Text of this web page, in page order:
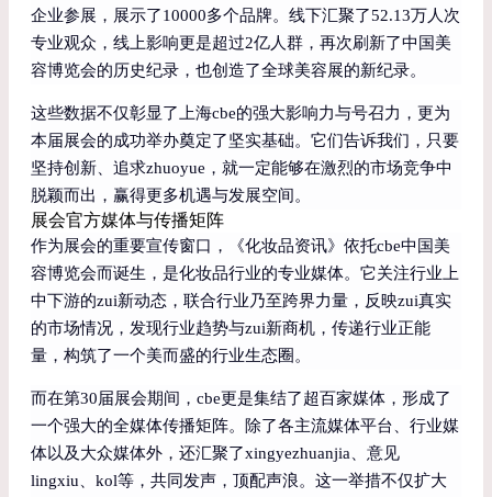
企业参展，展示了10000多个品牌。线下汇聚了52.13万人次
专业观众，线上影响更是超过2亿人群，再次刷新了中国美
容博览会的历史纪录，也创造了全球美容展的新纪录。
这些数据不仅彰显了上海cbe的强大影响力与号召力，更为
本届展会的成功举办奠定了坚实基础。它们告诉我们，只要
坚持创新、追求zhuoyue，就一定能够在激烈的市场竞争中
脱颖而出，赢得更多机遇与发展空间。
展会官方媒体与传播矩阵
作为展会的重要宣传窗口，《化妆品资讯》依托cbe中国美
容博览会而诞生，是化妆品行业的专业媒体。它关注行业上
中下游的zui新动态，联合行业乃至跨界力量，反映zui真实
的市场情况，发现行业趋势与zui新商机，传递行业正能
量，构筑了一个美而盛的行业生态圈。
而在第30届展会期间，cbe更是集结了超百家媒体，形成了
一个强大的全媒体传播矩阵。除了各主流媒体平台、行业媒
体以及大众媒体外，还汇聚了xingyezhuanjia、意见
lingxiu、kol等，共同发声，顶配声浪。这一举措不仅扩大